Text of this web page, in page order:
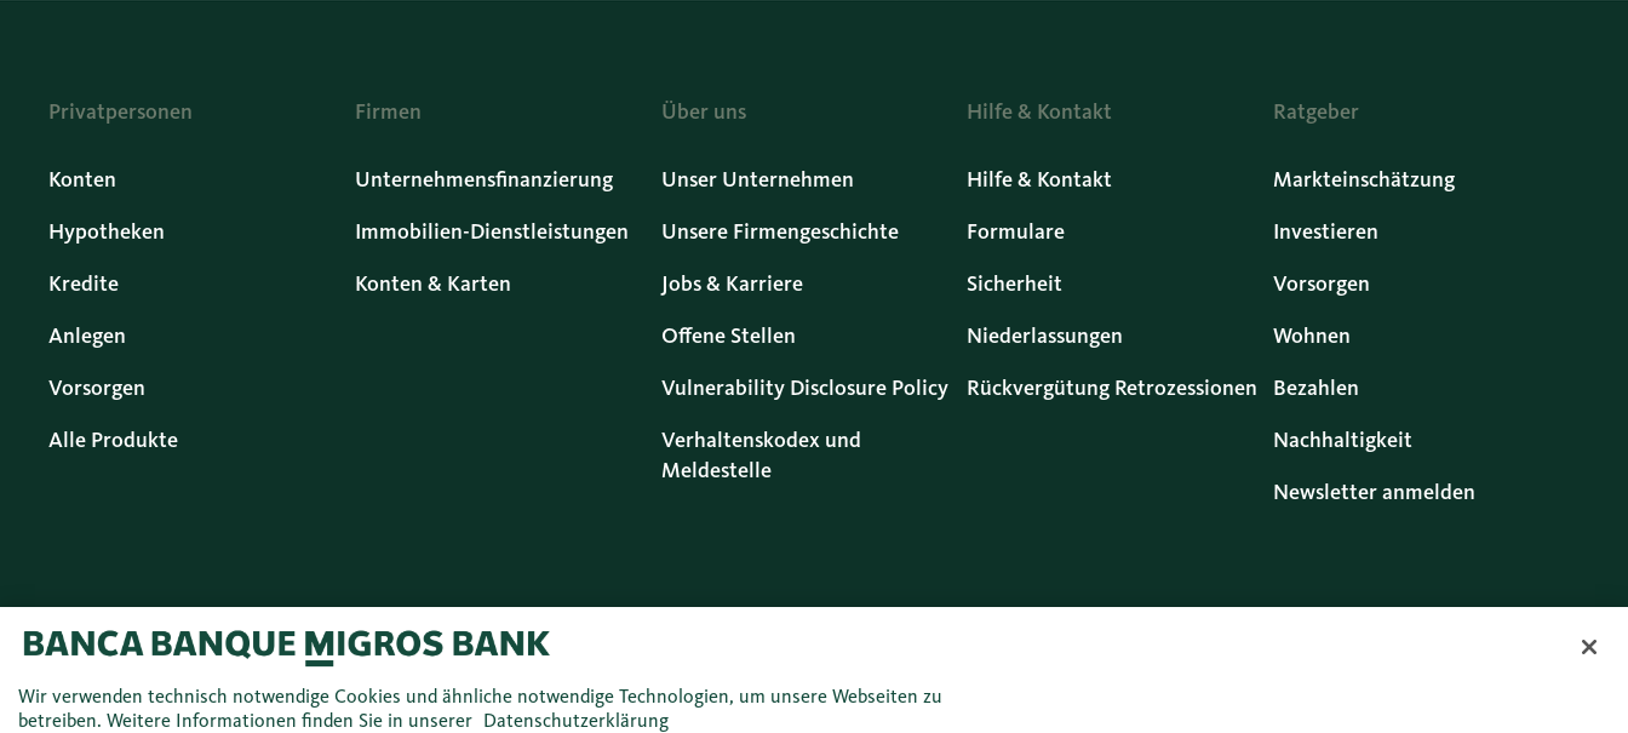
Privatpersonen
Konten
Hypotheken
Kredite
Anlegen
Vorsorgen
Alle Produkte
Firmen
Unternehmensfinanzierung
Immobilien-Dienstleistungen
Konten & Karten
Über uns
Unser Unternehmen
Unsere Firmengeschichte
Jobs & Karriere
Offene Stellen
Vulnerability Disclosure Policy
Verhaltenskodex und
Meldestelle
Hilfe & Kontakt
Hilfe & Kontakt
Formulare
Sicherheit
Niederlassungen
Rückvergütung Retrozessionen
Ratgeber
Markteinschätzung
Investieren
Vorsorgen
Wohnen
Bezahlen
Nachhaltigkeit
Newsletter anmelden
Wir verwenden technisch notwendige Cookies und ähnliche notwendige Technologien, um unsere Webseiten zu
betreiben. Weitere Informationen finden Sie in unserer Datenschutzerklärung